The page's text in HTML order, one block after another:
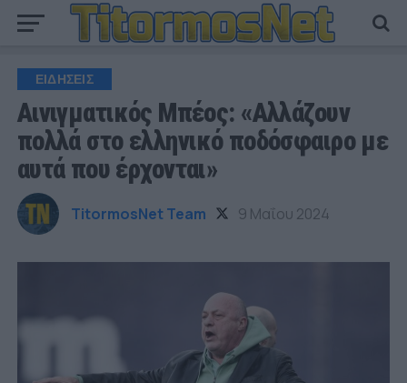
ΕΙΔΗΣΕΙΣ
Αινιγματικός Μπέος: «Αλλάζουν
πολλά στο ελληνικό ποδόσφαιρο με
αυτά που έρχονται»
TitormosNet Team 9 Μαΐου 2024